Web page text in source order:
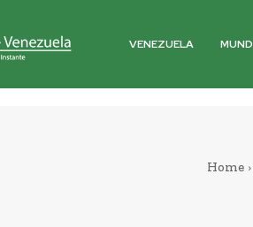
VENEZUELA
Home